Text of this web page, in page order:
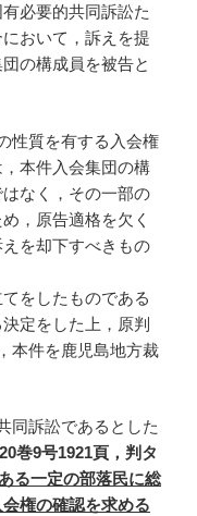
必要的共同訴訟た
おいて，訴えを提
の構成員を被告と
性質を有する入会権
本件入会集団の構
なく，その一部の
，原告適格を欠く
を却下すべきもの
をしたものである
定をした上，原判
本件を鹿児島地方裁
同訴訟であるとした
巻9号1921頁，判タ
る一定の部落民に総
権の確認を求める